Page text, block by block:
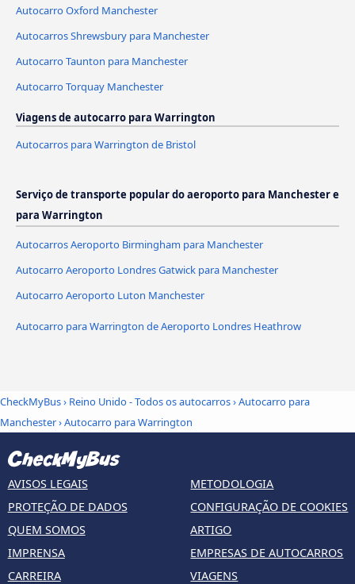
Autocarro Oxford Manchester
Autocarros Shrewsbury para Manchester
Autocarro Taunton para Manchester
Autocarro Torquay Manchester
Viagens de autocarro para Warrington
Autocarros para Warrington de Bristol
Serviço de transporte popular do aeroporto para Manchester e
para Warrington
Autocarros Aeroporto Birmingham para Manchester
Autocarro Aeroporto Londres Gatwick para Manchester
Autocarro Aeroporto Luton Manchester
Autocarro para Warrington de Aeroporto Londres Heathrow
CheckMyBus› Reino Unido - Todos os autocarros›Autocarro para
Manchester›Autocarro para Warrington
AVISOS LEGAIS
PROTEÇÃO DE DADOS
QUEM SOMOS
IMPRENSA
CARREIRA
METODOLOGIA
CONFIGURAÇÃO DE COOKIES
ARTIGO
EMPRESAS DE AUTOCARROS
VIAGENS